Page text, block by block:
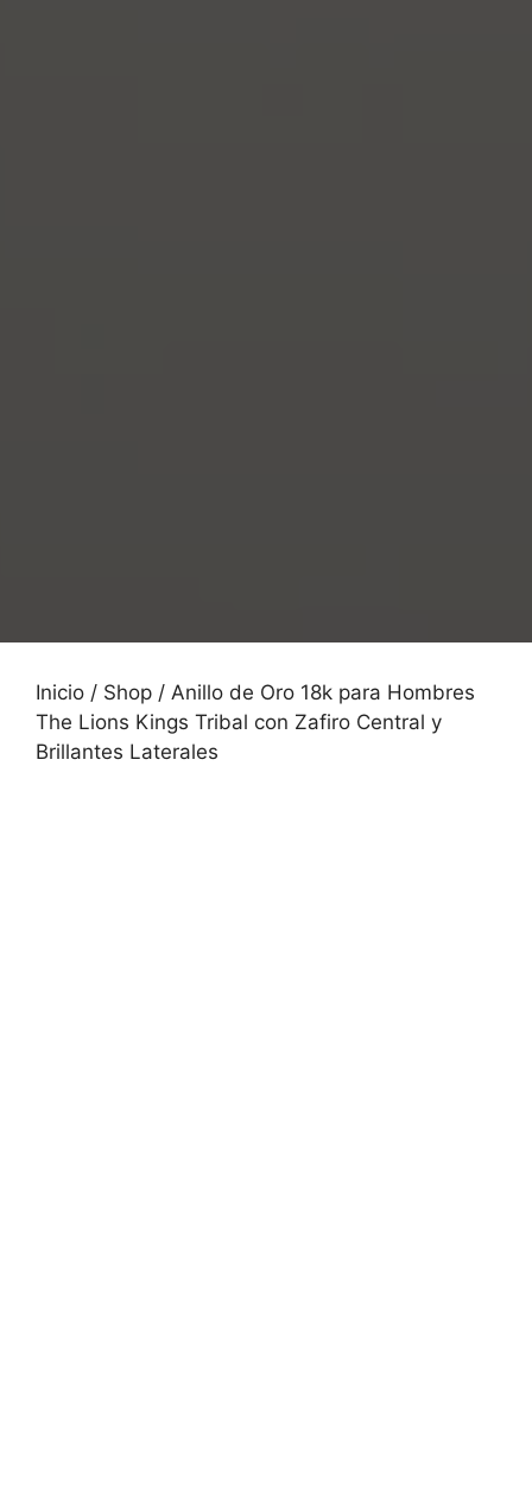
Inicio / Shop / Anillo de Oro 18k para Hombres
The Lions Kings Tribal con Zafiro Central y
Brillantes Laterales